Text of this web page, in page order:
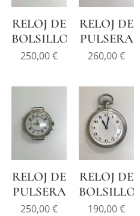
RELOJ DE
BOLSILLO
250,00€
RELOJ DE
PULSERA
260,00€
RELOJ DE
PULSERA
250,00€
RELOJ DE
BOLSILLO
190,00€